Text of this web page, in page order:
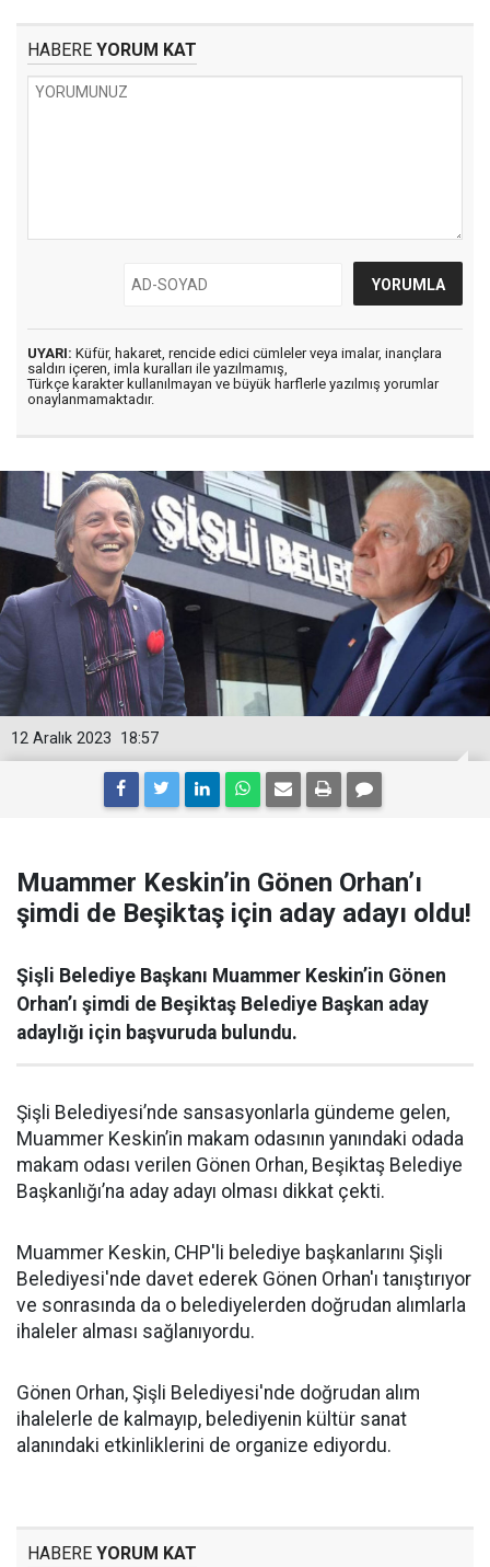
HABERE YORUM KAT
UYARI: Küfür, hakaret, rencide edici cümleler veya imalar, inançlara
saldırı içeren, imla kuralları ile yazılmamış,
Türkçe karakter kullanılmayan ve büyük harflerle yazılmış yorumlar
onaylanmamaktadır.
18:57
12 Aralık 2023
Muammer Keskin’in Gönen Orhan’ı
şimdi de Beşiktaş için aday adayı oldu!
Şişli Belediye Başkanı Muammer Keskin’in Gönen
Orhan’ı şimdi de Beşiktaş Belediye Başkan aday
adaylığı için başvuruda bulundu.
Şişli Belediyesi’nde sansasyonlarla gündeme gelen,
Muammer Keskin’in makam odasının yanındaki odada
makam odası verilen Gönen Orhan, Beşiktaş Belediye
Başkanlığı’na aday adayı olması dikkat çekti.
Muammer Keskin, CHP'li belediye başkanlarını Şişli
Belediyesi'nde davet ederek Gönen Orhan'ı tanıştırıyor
ve sonrasında da o belediyelerden doğrudan alımlarla
ihaleler alması sağlanıyordu.
Gönen Orhan, Şişli Belediyesi'nde doğrudan alım
ihalelerle de kalmayıp, belediyenin kültür sanat
alanındaki etkinliklerini de organize ediyordu.
HABERE YORUM KAT